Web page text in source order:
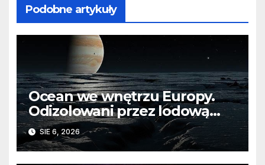
Podobne artykuły
Ocean we wnętrzu Europy.
Odizolowani przez lodową
barierę
SIE 6, 2026